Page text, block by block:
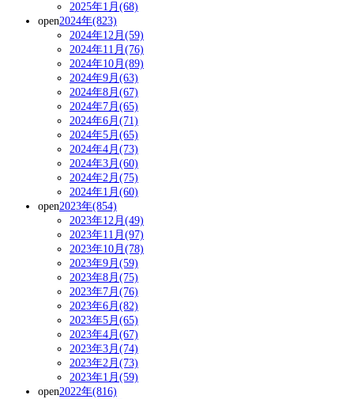
2025年1月(68)
open2024年(823)
2024年12月(59)
2024年11月(76)
2024年10月(89)
2024年9月(63)
2024年8月(67)
2024年7月(65)
2024年6月(71)
2024年5月(65)
2024年4月(73)
2024年3月(60)
2024年2月(75)
2024年1月(60)
open2023年(854)
2023年12月(49)
2023年11月(97)
2023年10月(78)
2023年9月(59)
2023年8月(75)
2023年7月(76)
2023年6月(82)
2023年5月(65)
2023年4月(67)
2023年3月(74)
2023年2月(73)
2023年1月(59)
open2022年(816)